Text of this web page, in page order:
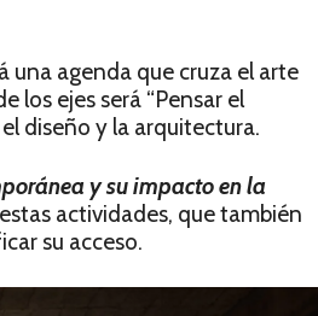
una agenda que cruza el arte
los ejes será “Pensar el
diseño y la arquitectura.
y su impacto en la
actividades, que también
su acceso.